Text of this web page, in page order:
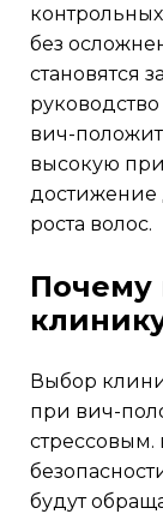
без
становятся
вич-
высокую
достижение
роста волос.
почему выбирают нашу
выбор клиники для трансплантации волос
при вич-
стрессовым.
будут